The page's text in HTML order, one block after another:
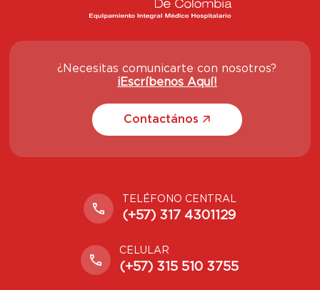
¿Necesitas comunicarte con nosotros?
¡Escríbenos Aquí!
Contactános
TELÉFONO CENTRAL
(+57) 317 4301129
CELULAR
(+57) 315 510 3755